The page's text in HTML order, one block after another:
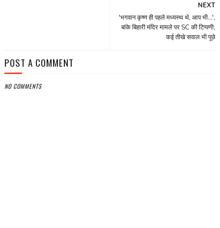
NEXT
'भगवान कृष्ण ही पहले मध्यस्थ थे, आप भी...',
बांके बिहारी मंदिर मामले पर SC की टिप्पणी;
कई तीखे सवाल भी पूछे
POST A COMMENT
NO COMMENTS